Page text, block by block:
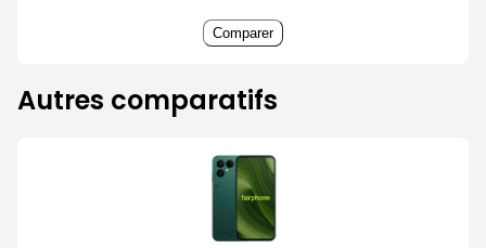
Comparer
Autres comparatifs